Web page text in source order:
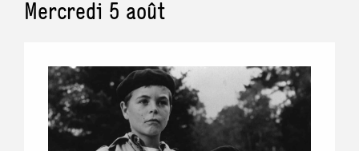
SÉANCE JEUNE PUBLIC
Mon voisin Totoro, Hayao Miyazaki • 1999
Durée : 1h27
SÉANCE JEUNE PUBLIC
18h
Mercredi 5 août